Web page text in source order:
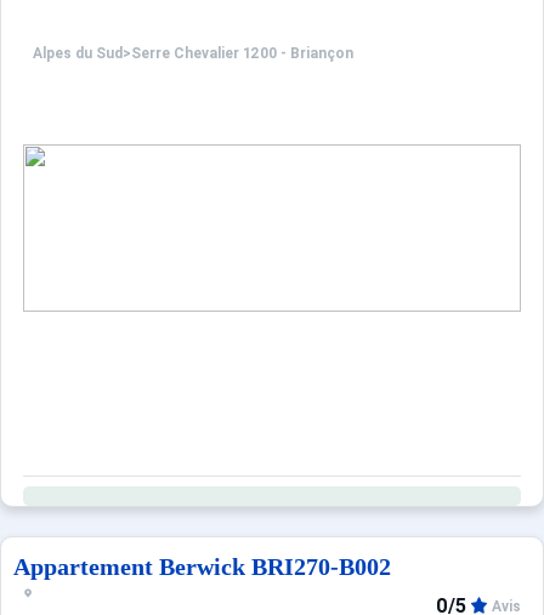
Alpes du Sud >Serre Chevalier 1200 - Briançon
Appartement Berwick BRI270-B002
0/5 Avis